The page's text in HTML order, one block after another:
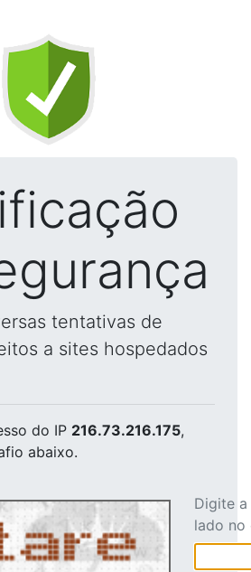
tentativas de
a sites hospedados
do IP 216.73.216.175,
abaixo.
Digite
lado no